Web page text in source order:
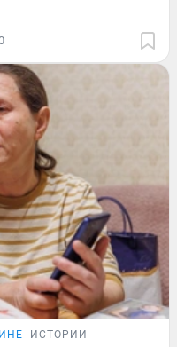
ИСТОРИИ